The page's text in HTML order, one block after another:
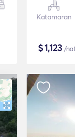
Katamaran
$1,123 /